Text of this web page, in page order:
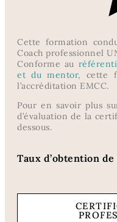
Cette formation
Coach professionnel
Conforme au
et du mentor, cette
l’accréditation EMCC.
Pour en savoir plus
d’évaluation de la
dessous.
Taux d’obtention